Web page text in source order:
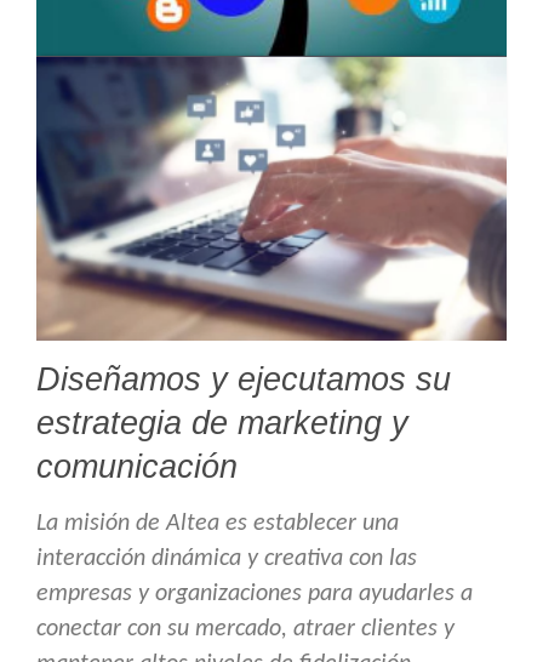
Diseñamos y ejecutamos su
estrategia de marketing y
comunicación
La misión de Altea es establecer una
interacción dinámica y creativa con las
empresas y organizaciones para ayudarles a
conectar con su mercado, atraer clientes y